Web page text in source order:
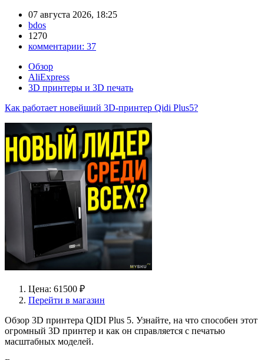
07 августа 2026, 18:25
bdos
1270
комментарии: 37
Обзор
AliExpress
3D принтеры и 3D печать
Как работает новейший 3D-принтер Qidi Plus5?
Цена: 61500 ₽
Перейти в магазин
Обзор 3D принтера QIDI Plus 5. Узнайте, на что способен этот
огромный 3D принтер и как он справляется с печатью
масштабных моделей.